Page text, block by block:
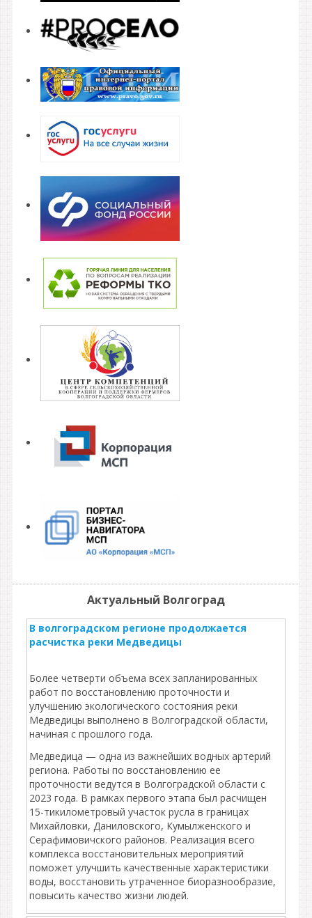
Актуальный Волгоград
В волгоградском регионе продолжается
расчистка реки Медведицы
Более четверти объема всех запланированных
работ по восстановлению проточности и
улучшению экологического состояния реки
Медведицы выполнено в Волгоградской области,
начиная с прошлого года.
Медведица — одна из важнейших водных артерий
региона. Работы по восстановлению ее
проточности ведутся в Волгоградской области с
2023 года. В рамках первого этапа был расчищен
15-тикилометровый участок русла в границах
Михайловки, Даниловского, Кумылженского и
Серафимовичского районов. Реализация всего
комплекса восстановительных мероприятий
поможет улучшить качественные характеристики
воды, восстановить утраченное биоразнообразие,
повысить качество жизни людей.